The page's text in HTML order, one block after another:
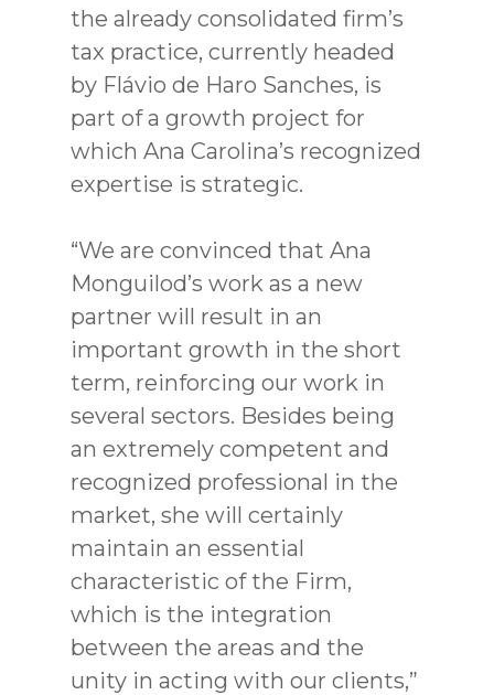
the already consolidated firm’s
tax practice, currently headed
by Flávio de Haro Sanches, is
part of a growth project for
which Ana Carolina’s recognized
expertise is strategic.
“We are convinced that Ana
Monguilod’s work as a new
partner will result in an
important growth in the short
term, reinforcing our work in
several sectors. Besides being
an extremely competent and
recognized professional in the
market, she will certainly
maintain an essential
characteristic of the Firm,
which is the integration
between the areas and the
unity in acting with our clients,”